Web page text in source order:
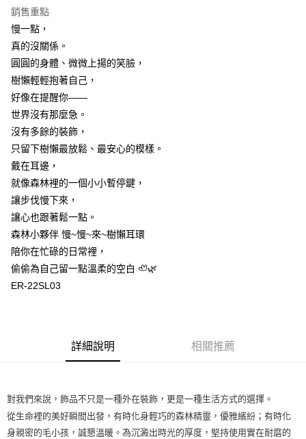
付款後萊爾富取貨
每筆NT$60
每筆NT$60
宅配
每筆NT$60，滿NT$1,000(含以上)免運費
海外配送
銷售重點
慢一點，
真的沒關係。
圓圓的身體、微微上揚的笑臉，
樹懶輕輕抱著自己，
好像在提醒你——
世界沒有那麼急。
沒有多餘的裝飾，
只留下樹懶最放鬆、最安心的模樣。
戴在耳邊，
就像森林裡的一個小小暫停鍵，
讓步伐慢下來，
讓心也跟著鬆一點。
森林小夥伴 慢~慢~來~樹懶耳環
陪你在忙碌的日常裡，
偷偷為自己留一點溫柔的空白 🦥🌿
ER-22SL03
詳細說明 相關推薦
對我們來說，飾品不只是一種外在裝飾，更是一種生活方式的選擇。
從生命裡的美好瞬間出發，有時化身輕巧的森林精靈，優雅繽紛；有時化
身親密的毛小孩，誠懇溫暖。為沉澱出時光的厚度，堅持使用實在耐磨的